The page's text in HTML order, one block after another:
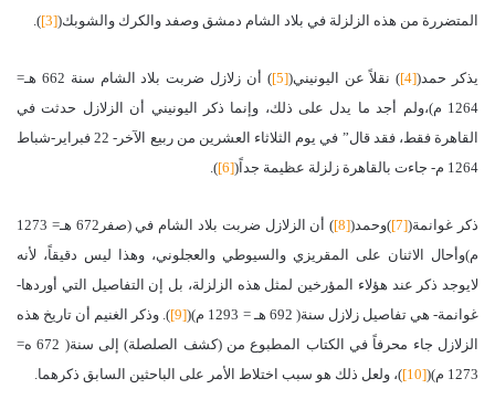
المتضررة من هذه الزلزلة في بلاد الشام دمشق وصفد والكرك والشوبك([3]
).
يذكر حمد([4] ) نقلاً عن اليونيني([5]
) أن زلازل ضربت بلاد الشام سنة 662 هـ=
1264 م)،ولم أجد ما يدل على ذلك، وإنما ذكر اليونيني أن الزلازل حدثت في
القاهرة فقط، فقد قال” في يوم الثلاثاء العشرين من ربيع الآخر- 22 فبراير-شباط
1264 م- جاءت بالقاهرة زلزلة عظيمة جداً(
[6]
).
ذكر غوانمة([7] )وحمد([8]
) أن الزلازل ضربت بلاد الشام في (صفر672 هـ= 1273
م)وأحال الاثنان على المقريزي والسيوطي والعجلوني، وهذا ليس دقيقاً، لأنه
لايوجد ذكر عند هؤلاء المؤرخين لمثل هذه الزلزلة، بل إن التفاصيل التي أوردها-
غوانمة- هي تفاصيل زلازل سنة( 692 هـ = 1293 م)(
[9]
). وذكر الغنيم أن تاريخ هذه
الزلازل جاء محرفاً في الكتاب المطبوع من (كشف
الصلصلة) إلى سنة( 672 ه=
1273 م)(
[10] )، ولعل ذلك هو سبب اختلاط الأمر على الباحثين السابق ذكرهما.